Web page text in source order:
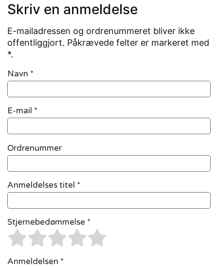
Skriv en anmeldelse
E-mailadressen og ordrenummeret bliver ikke
offentliggjort. Påkrævede felter er markeret med
*.
Navn *
E-mail *
Ordrenummer
Anmeldelses titel *
Stjernebedømmelse *
Anmeldelsen *